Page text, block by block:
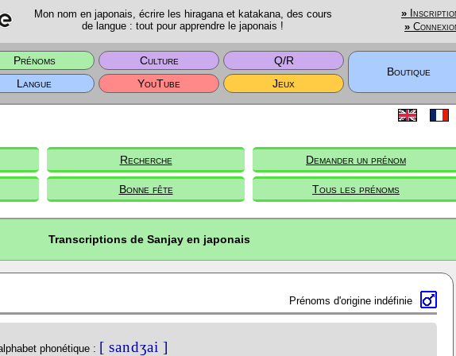
Mon nom en japonais, écrire les hiragana et katakana, des cours
de langue : tout pour apprendre le japonais !
»
»
Prénoms Culture
Q/R
Boutique
Langue YouTube Jeux
Recherche Demander un prénom
Bonne fête Tous les prénoms
Transcriptions de Sanjay en japonais
Prénoms d'origine indéfinie
phonétique : [ sandʒai ]